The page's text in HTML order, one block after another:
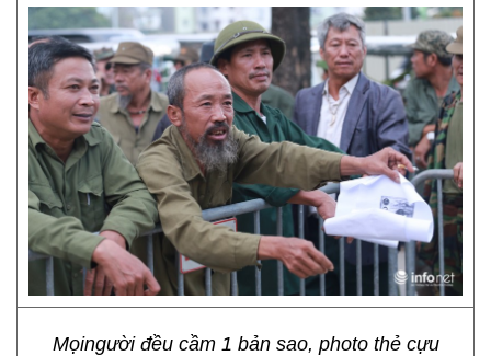
Mọingười đều cầm 1 bản sao, photo thẻ cựu